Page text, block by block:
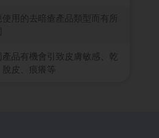
使用的去暗瘡產品類型而有所
產品有機會引致皮膚敏感、乾
脫皮、痕癢等